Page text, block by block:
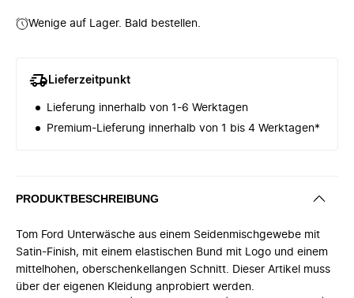
Wenige auf Lager. Bald bestellen.
Lieferzeitpunkt
Lieferung innerhalb von 1-6 Werktagen
Premium-Lieferung innerhalb von 1 bis 4 Werktagen*
PRODUKTBESCHREIBUNG
Tom Ford Unterwäsche aus einem Seidenmischgewebe mit
Satin-Finish, mit einem elastischen Bund mit Logo und einem
mittelhohen, oberschenkellangen Schnitt. Dieser Artikel muss
über der eigenen Kleidung anprobiert werden.